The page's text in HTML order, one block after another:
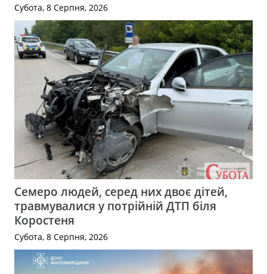
Субота, 8 Серпня, 2026
Семеро людей, серед них двоє дітей,
травмувалися у потрійній ДТП біля
Коростеня
Субота, 8 Серпня, 2026